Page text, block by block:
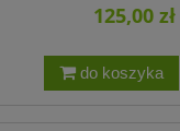
3311533M91
125,00 zł
do koszyka